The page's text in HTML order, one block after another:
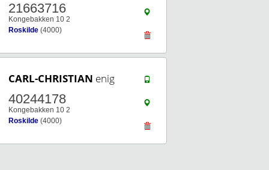
21663716
Kongebakken 10 2
Roskilde (4000)
CARL-CHRISTIAN enig
40244178
Kongebakken 10 2
Roskilde (4000)